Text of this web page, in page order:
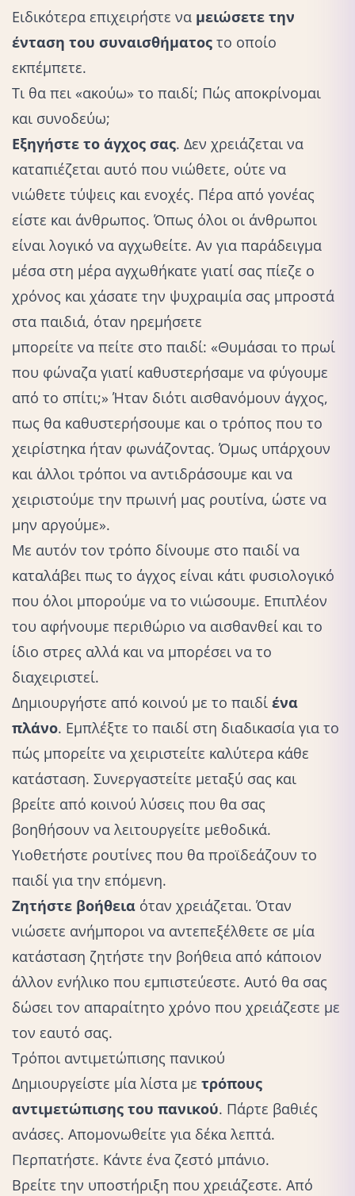
Ειδικότερα επιχειρήστε να μειώσετε την
ένταση του συναισθήματος το οποίο
εκπέμπετε.
Τι θα πει «ακούω» το παιδί; Πώς αποκρίνομαι
και συνοδεύω;
Εξηγήστε το άγχος σας. Δεν χρειάζεται να
καταπιέζεται αυτό που νιώθετε, ούτε να
νιώθετε τύψεις και ενοχές. Πέρα από γονέας
είστε και άνθρωπος. Όπως όλοι οι άνθρωποι
είναι λογικό να αγχωθείτε. Αν για παράδειγμα
μέσα στη μέρα αγχωθήκατε γιατί σας πίεζε ο
χρόνος και χάσατε την ψυχραιμία σας μπροστά
στα παιδιά, όταν ηρεμήσετε
μπορείτε να πείτε στο παιδί: «Θυμάσαι το πρωί
που φώναζα γιατί καθυστερήσαμε να φύγουμε
από το σπίτι;» Ήταν διότι αισθανόμουν άγχος,
πως θα καθυστερήσουμε και ο τρόπος που το
χειρίστηκα ήταν φωνάζοντας. Όμως υπάρχουν
και άλλοι τρόποι να αντιδράσουμε και να
χειριστούμε την πρωινή μας ρουτίνα, ώστε να
μην αργούμε».
Με αυτόν τον τρόπο δίνουμε στο παιδί να
καταλάβει πως το άγχος είναι κάτι φυσιολογικό
που όλοι μπορούμε να το νιώσουμε. Επιπλέον
του αφήνουμε περιθώριο να αισθανθεί και το
ίδιο στρες αλλά και να μπορέσει να το
διαχειριστεί.
Δημιουργήστε από κοινού με το παιδί ένα
πλάνο. Εμπλέξτε το παιδί στη διαδικασία για το
πώς μπορείτε να χειριστείτε καλύτερα κάθε
κατάσταση. Συνεργαστείτε μεταξύ σας και
βρείτε από κοινού λύσεις που θα σας
βοηθήσουν να λειτουργείτε μεθοδικά.
Υιοθετήστε ρουτίνες που θα προϊδεάζουν το
παιδί για την επόμενη.
Ζητήστε βοήθεια όταν χρειάζεται. Όταν
νιώσετε ανήμποροι να αντεπεξέλθετε σε μία
κατάσταση ζητήστε την βοήθεια από κάποιον
άλλον ενήλικο που εμπιστεύεστε. Αυτό θα σας
δώσει τον απαραίτητο χρόνο που χρειάζεστε με
τον εαυτό σας.
Τρόποι αντιμετώπισης πανικού
Δημιουργείστε μία λίστα με τρόπους
αντιμετώπισης του πανικού. Πάρτε βαθιές
ανάσες. Απομονωθείτε για δέκα λεπτά.
Περπατήστε. Κάντε ένα ζεστό μπάνιο.
Βρείτε την υποστήριξη που χρειάζεστε. Από